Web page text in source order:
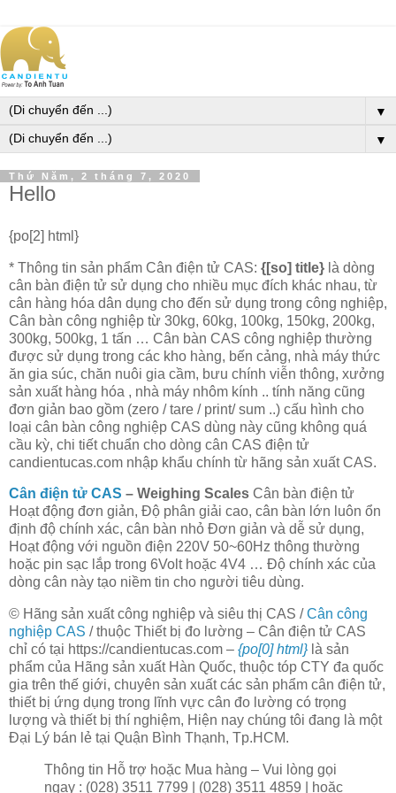
▼
▼
Thứ Năm, 2 tháng 7, 2020
Hello
{po[2] html}
* Thông tin sản phẩm Cân điện tử CAS: {[so] title} là dòng
cân bàn điện tử sử dụng cho nhiều mục đích khác nhau, từ
cân hàng hóa dân dụng cho đến sử dụng trong công nghiệp,
Cân bàn công nghiệp từ 30kg, 60kg, 100kg, 150kg, 200kg,
300kg, 500kg, 1 tấn … Cân bàn CAS công nghiệp thường
được sử dụng trong các kho hàng, bến cảng, nhà máy thức
ăn gia súc, chăn nuôi gia cầm, bưu chính viễn thông, xưởng
sản xuất hàng hóa , nhà máy nhôm kính .. tính năng cũng
đơn giản bao gồm (zero / tare / print/ sum ..) cấu hình cho
loại cân bàn công nghiệp CAS dùng này cũng không quá
cầu kỳ, chi tiết chuẩn cho dòng cân CAS điện tử
candientucas.com nhập khẩu chính từ hãng sản xuất CAS.
Cân điện tử CAS – Weighing Scales Cân bàn điện tử
Hoạt động đơn giản, Độ phân giải cao, cân bàn lớn luôn ổn
định độ chính xác, cân bàn nhỏ Đơn giản và dễ sử dụng,
Hoạt động với nguồn điện 220V 50~60Hz thông thường
hoặc pin sạc lắp trong 6Volt hoặc 4V4 … Độ chính xác của
dòng cân này tạo niềm tin cho người tiêu dùng.
© Hãng sản xuất công nghiệp và siêu thị CAS /Cân công
nghiệp CAS / thuộc Thiết bị đo lường – Cân điện tử CAS
chỉ có tại https://candientucas.com – {po[0] html} là sản
phẩm của Hãng sản xuất Hàn Quốc, thuộc tóp CTY đa quốc
gia trên thế giới, chuyên sản xuất các sản phẩm cân điện tử,
thiết bị ứng dụng trong lĩnh vực cân đo lường có trọng
lượng và thiết bị thí nghiệm, Hiện nay chúng tôi đang là một
Đại Lý bán lẻ tại Quận Bình Thạnh, Tp.HCM.
Thông tin Hỗ trợ hoặc Mua hàng – Vui lòng gọi
ngay : (028) 3511 7799 | (028) 3511 4859 | hoặc